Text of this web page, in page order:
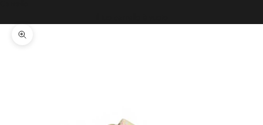
Ingrandisci immagine